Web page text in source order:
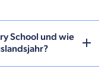
School und wie